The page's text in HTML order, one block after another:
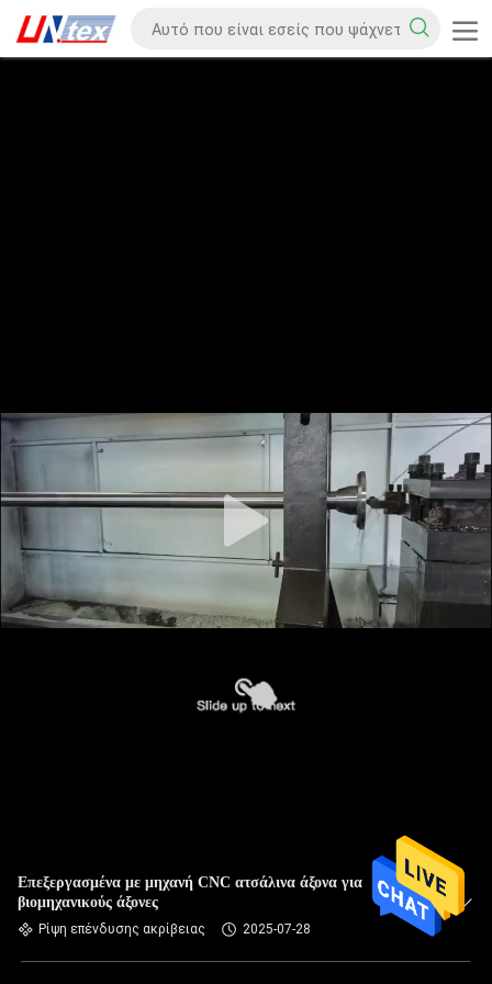
Επεξεργασμένα με μηχανή CNC ατσάλινα άξονα για
βιομηχανικούς άξονες
Ρίψη επένδυσης ακρίβειας 2025-07-28